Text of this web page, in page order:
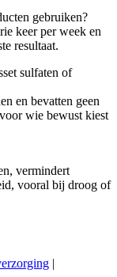
gebruiken?
keer per week en
resultaat.
sulfaten of
en bevatten geen
wie bewust kiest
vermindert
vooral bij droog of
|